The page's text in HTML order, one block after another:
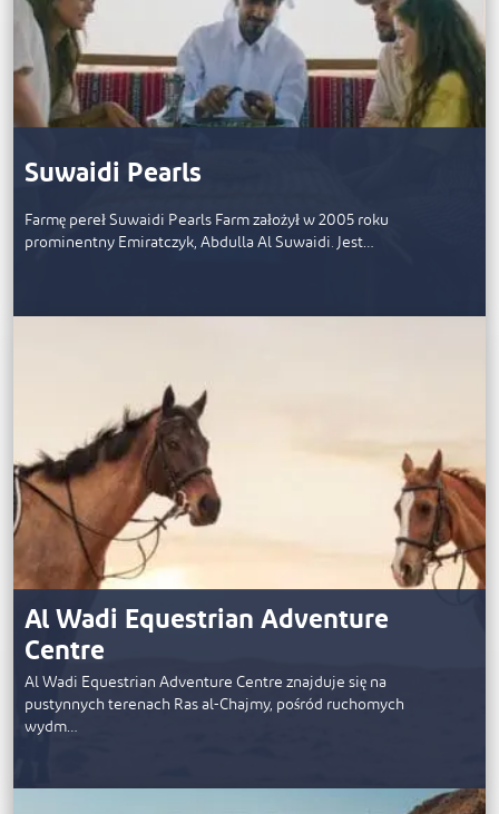
Suwaidi Pearls
Farmę pereł Suwaidi Pearls Farm założył w 2005 roku
prominentny Emiratczyk, Abdulla Al Suwaidi. Jest…
Al Wadi Equestrian Adventure
Centre
Al Wadi Equestrian Adventure Centre znajduje się na
pustynnych terenach Ras al-Chajmy, pośród ruchomych
wydm…